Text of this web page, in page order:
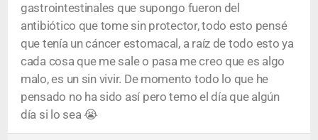
gastrointestinales que supongo fueron del
antibiótico que tome sin protector, todo esto pensé
que tenía un cáncer estomacal, a raíz de todo esto ya
cada cosa que me sale o pasa me creo que es algo
malo, es un sin vivir. De momento todo lo que he
pensado no ha sido así pero temo el día que algún
día si lo sea 😭